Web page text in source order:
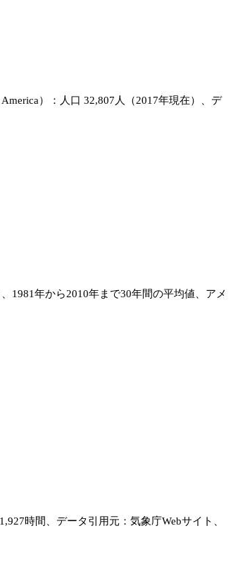
America）：人口 32,807人（2017年現在）、デ
1981年から2010年まで30年間の平均値、アメ
時間、データ引用元：気象庁Webサイト、